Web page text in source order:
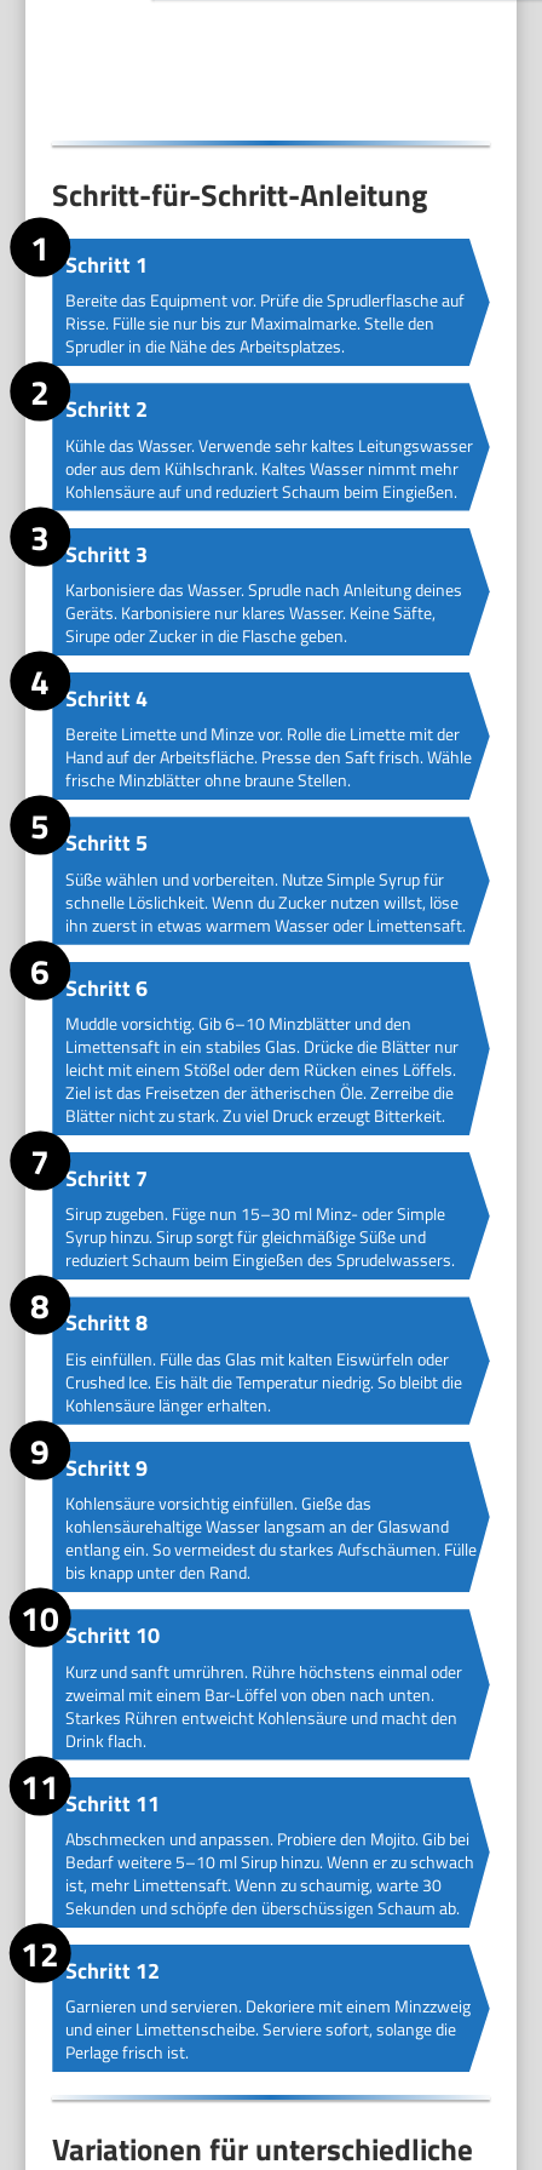
Schritt-für-Schritt-Anleitung
Schritt 1
Bereite das Equipment vor. Prüfe die Sprudlerflasche auf
Risse. Fülle sie nur bis zur Maximalmarke. Stelle den
Sprudler in die Nähe des Arbeitsplatzes.
Schritt 2
Kühle das Wasser. Verwende sehr kaltes Leitungswasser
oder aus dem Kühlschrank. Kaltes Wasser nimmt mehr
Kohlensäure auf und reduziert Schaum beim Eingießen.
Schritt 3
Karbonisiere das Wasser. Sprudle nach Anleitung deines
Geräts. Karbonisiere nur klares Wasser. Keine Säfte,
Sirupe oder Zucker in die Flasche geben.
Schritt 4
Bereite Limette und Minze vor. Rolle die Limette mit der
Hand auf der Arbeitsfläche. Presse den Saft frisch. Wähle
frische Minzblätter ohne braune Stellen.
Schritt 5
Süße wählen und vorbereiten. Nutze Simple Syrup für
schnelle Löslichkeit. Wenn du Zucker nutzen willst, löse
ihn zuerst in etwas warmem Wasser oder Limettensaft.
Schritt 6
Muddle vorsichtig. Gib 6–10 Minzblätter und den
Limettensaft in ein stabiles Glas. Drücke die Blätter nur
leicht mit einem Stößel oder dem Rücken eines Löffels.
Ziel ist das Freisetzen der ätherischen Öle. Zerreibe die
Blätter nicht zu stark. Zu viel Druck erzeugt Bitterkeit.
Schritt 7
Sirup zugeben. Füge nun 15–30 ml Minz- oder Simple
Syrup hinzu. Sirup sorgt für gleichmäßige Süße und
reduziert Schaum beim Eingießen des Sprudelwassers.
Schritt 8
Eis einfüllen. Fülle das Glas mit kalten Eiswürfeln oder
Crushed Ice. Eis hält die Temperatur niedrig. So bleibt die
Kohlensäure länger erhalten.
Schritt 9
Kohlensäure vorsichtig einfüllen. Gieße das
kohlensäurehaltige Wasser langsam an der Glaswand
entlang ein. So vermeidest du starkes Aufschäumen. Fülle
bis knapp unter den Rand.
Schritt 10
Kurz und sanft umrühren. Rühre höchstens einmal oder
zweimal mit einem Bar-Löffel von oben nach unten.
Starkes Rühren entweicht Kohlensäure und macht den
Drink flach.
Schritt 11
Abschmecken und anpassen. Probiere den Mojito. Gib bei
Bedarf weitere 5–10 ml Sirup hinzu. Wenn er zu schwach
ist, mehr Limettensaft. Wenn zu schaumig, warte 30
Sekunden und schöpfe den überschüssigen Schaum ab.
Schritt 12
Garnieren und servieren. Dekoriere mit einem Minzzweig
und einer Limettenscheibe. Serviere sofort, solange die
Perlage frisch ist.
Variationen für unterschiedliche